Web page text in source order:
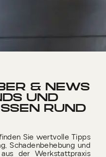
& NEWS
UND
RUND
Sie wertvolle Tipps
Schadenbehebung und
der Werkstattpraxis